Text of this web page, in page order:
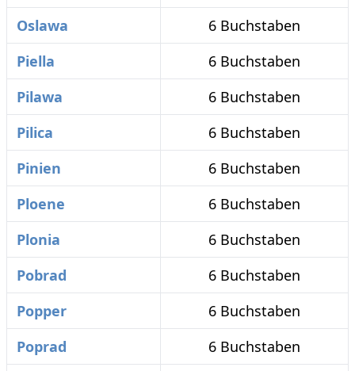
Oslawa
6 Buchstaben
Piella
6 Buchstaben
Pilawa
6 Buchstaben
Pilica
6 Buchstaben
Pinien
6 Buchstaben
Ploene
6 Buchstaben
Plonia
6 Buchstaben
Pobrad
6 Buchstaben
Popper
6 Buchstaben
Poprad
6 Buchstaben